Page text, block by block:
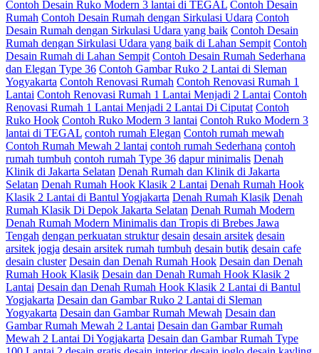
Contoh Desain Ruko Modern 3 lantai di TEGAL Contoh Desain
Rumah Contoh Desain Rumah dengan Sirkulasi Udara Contoh
Desain Rumah dengan Sirkulasi Udara yang baik Contoh Desain
Rumah dengan Sirkulasi Udara yang baik di Lahan Sempit Contoh
Desain Rumah di Lahan Sempit Contoh Desain Rumah Sederhana
dan Elegan Type 36 Contoh Gambar Ruko 2 Lantai di Sleman
Yogyakarta Contoh Renovasi Rumah Contoh Renovasi Rumah 1
Lantai Contoh Renovasi Rumah 1 Lantai Menjadi 2 Lantai Contoh
Renovasi Rumah 1 Lantai Menjadi 2 Lantai Di Ciputat Contoh
Ruko Hook Contoh Ruko Modern 3 lantai Contoh Ruko Modern 3
lantai di TEGAL contoh rumah Elegan Contoh rumah mewah
Contoh Rumah Mewah 2 lantai contoh rumah Sederhana contoh
rumah tumbuh contoh rumah Type 36 dapur minimalis Denah
Klinik di Jakarta Selatan Denah Rumah dan Klinik di Jakarta
Selatan Denah Rumah Hook Klasik 2 Lantai Denah Rumah Hook
Klasik 2 Lantai di Bantul Yogjakarta Denah Rumah Klasik Denah
Rumah Klasik Di Depok Jakarta Selatan Denah Rumah Modern
Denah Rumah Modern Minimalis dan Tropis di Brebes Jawa
Tengah dengan perkuatan struktur desain desain arsitek desain
arsitek jogja desain arsitek rumah tumbuh desain butik desain cafe
desain cluster Desain dan Denah Rumah Hook Desain dan Denah
Rumah Hook Klasik Desain dan Denah Rumah Hook Klasik 2
Lantai Desain dan Denah Rumah Hook Klasik 2 Lantai di Bantul
Yogjakarta Desain dan Gambar Ruko 2 Lantai di Sleman
Yogyakarta Desain dan Gambar Rumah Mewah Desain dan
Gambar Rumah Mewah 2 Lantai Desain dan Gambar Rumah
Mewah 2 Lantai Di Yogjakarta Desain dan Gambar Rumah Type